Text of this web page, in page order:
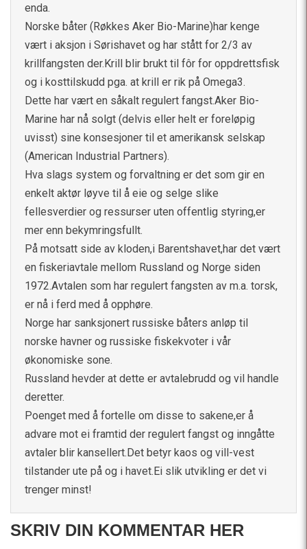
enda.
Norske båter (Røkkes Aker Bio-Marine)har kenge
vært i aksjon i Sørishavet og har stått for 2/3 av
krillfangsten der.Krill blir brukt til fôr for oppdrettsfisk
og i kosttilskudd pga. at krill er rik på Omega3.
Dette har vært en såkalt regulert fangst.Aker Bio-
Marine har nå solgt (delvis eller helt er foreløpig
uvisst) sine konsesjoner til et amerikansk selskap
(American Industrial Partners).
Hva slags system og forvaltning er det som gir en
enkelt aktør løyve til å eie og selge slike
fellesverdier og ressurser uten offentlig styring,er
mer enn bekymringsfullt.
På motsatt side av kloden,i Barentshavet,har det vært
en fiskeriavtale mellom Russland og Norge siden
1972.Avtalen som har regulert fangsten av m.a. torsk,
er nå i ferd med å opphøre.
Norge har sanksjonert russiske båters anløp til
norske havner og russiske fiskekvoter i vår
økonomiske sone.
Russland hevder at dette er avtalebrudd og vil handle
deretter.
Poenget med å fortelle om disse to sakene,er å
advare mot ei framtid der regulert fangst og inngåtte
avtaler blir kansellert.Det betyr kaos og vill-vest
tilstander ute på og i havet.Ei slik utvikling er det vi
trenger minst!
SKRIV DIN KOMMENTAR HER